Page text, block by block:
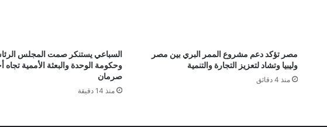
مصر تؤكد دعم مشروع الممر البري بين مصر
وليبيا وتشاد لتعزيز التجارة والتنمية
منذ 4 دقائق
السباعي يستنكر صمت المجلس
وحكومة الوحدة والبعثة الأممية تجاه
صرمان
منذ 14 دقيقة